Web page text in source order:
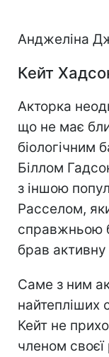
Анджеліна
Кейт
Акторка
що не має
біологічним
Біллом
з іншою
Расселом,
справжньою
брав активну
Саме з ним
найтепліших
Кейт не
членом